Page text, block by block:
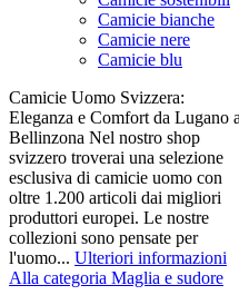
Camicie bianche
Camicie nere
Camicie blu
Camicie Uomo Svizzera:
Eleganza e Comfort da Lugano a
Bellinzona Nel nostro shop
svizzero troverai una selezione
esclusiva di camicie uomo con
oltre 1.200 articoli dai migliori
produttori europei. Le nostre
collezioni sono pensate per
l'uomo... Ulteriori informazioni
Alla categoria Maglia e sudore